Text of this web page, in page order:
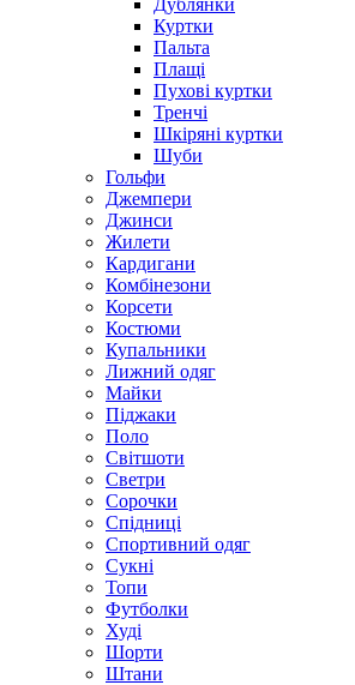
Дублянки
Куртки
Пальта
Плащі
Пухові куртки
Тренчі
Шкіряні куртки
Шуби
Гольфи
Джемпери
Джинси
Жилети
Кардигани
Комбінезони
Корсети
Костюми
Купальники
Лижний одяг
Майки
Піджаки
Поло
Світшоти
Светри
Сорочки
Спідниці
Спортивний одяг
Сукні
Топи
Футболки
Худі
Шорти
Штани